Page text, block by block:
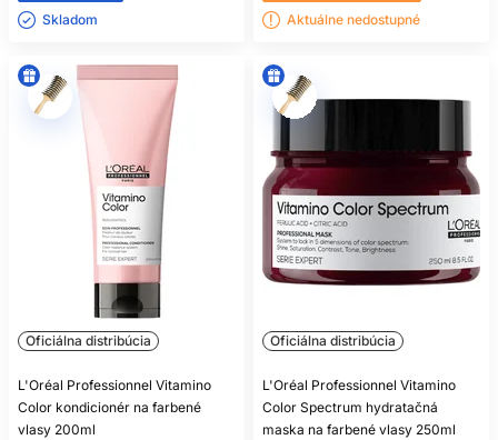
Skladom ㅤ Aktuálne nedostupné
Oficiálna distribúcia
L'Oréal Professionnel Vitamino
Color kondicionér na farbené
vlasy 200ml
Oficiálna distribúcia
L'Oréal Professionnel Vitamino
Color Spectrum hydratačná
maska na farbené vlasy 250ml